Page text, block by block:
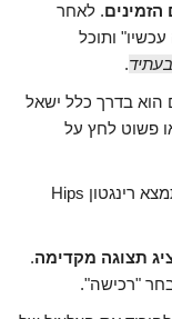
הזמינים. לאחר
ותוכל
.
הוא בדרך כלל ישאל
פשוט לחץ על
השירים הזמינים עד שתמצא רינגטון Hips
תצוגה מקדימה.
"רכישה".